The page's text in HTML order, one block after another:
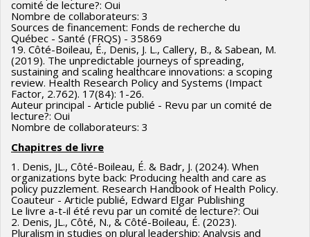
comité de lecture?: Oui
Nombre de collaborateurs: 3
Sources de financement: Fonds de recherche du
Québec - Santé (FRQS) - 35869
19. Côté-Boileau, É., Denis, J. L., Callery, B., & Sabean, M.
(2019). The unpredictable journeys of spreading,
sustaining and scaling healthcare innovations: a scoping
review. Health Research Policy and Systems (Impact
Factor, 2.762). 17(84): 1-26.
Auteur principal - Article publié - Revu par un comité de
lecture?: Oui
Nombre de collaborateurs: 3
Chapitres de livre
1. Denis, JL., Côté-Boileau, É. & Badr, J. (2024). When
organizations byte back: Producing health and care as
policy puzzlement. Research Handbook of Health Policy.
Coauteur - Article publié, Edward Elgar Publishing
Le livre a-t-il été revu par un comité de lecture?: Oui
2. Denis, JL., Côté, N., & Côté-Boileau, É. (2023).
Pluralism in studies on plural leadership: Analysis and